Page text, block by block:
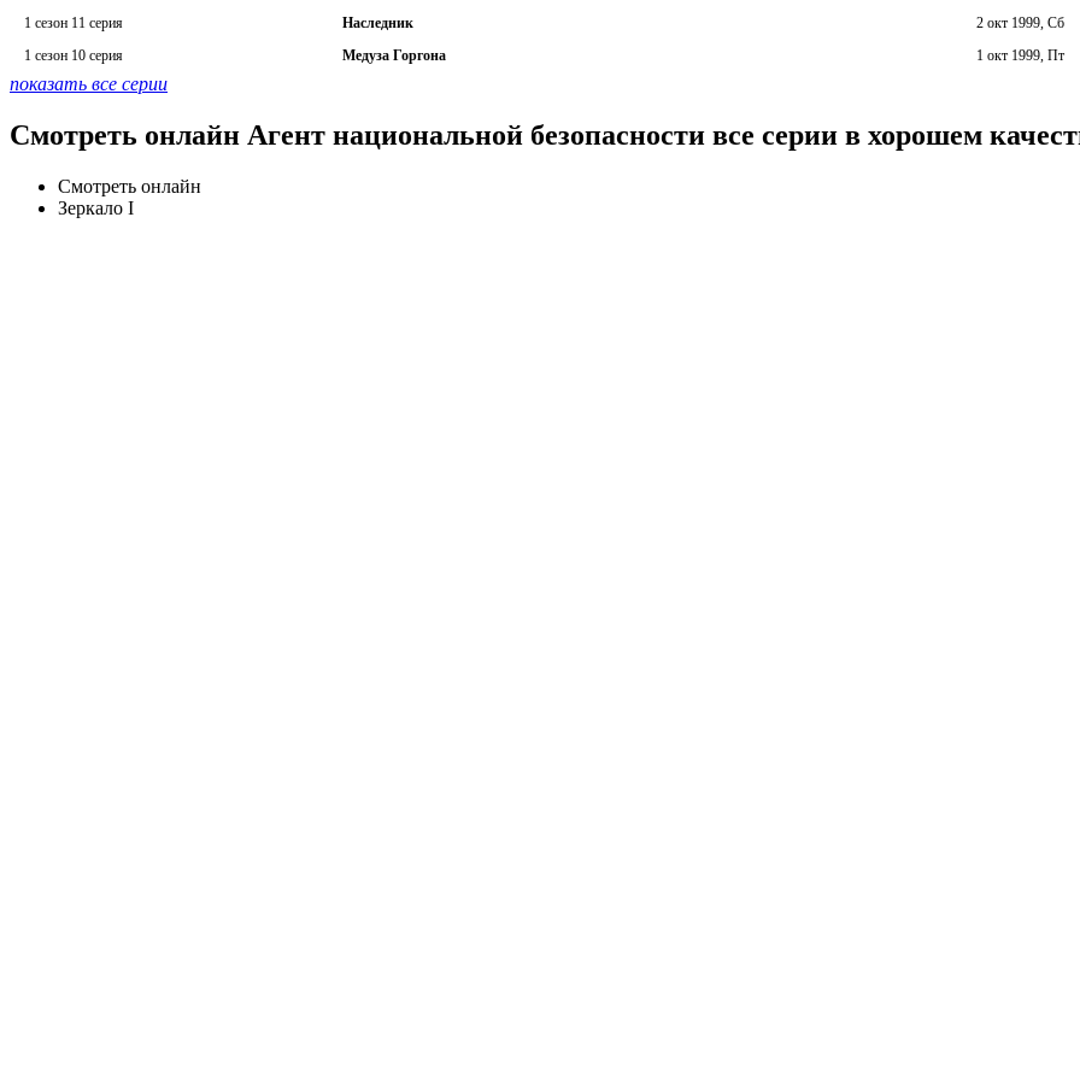
1 сезон 11 серия Наследник
2 окт 1999, Сб
1 сезон 10 серия
Медуза Горгона 1 окт 1999, Пт
показать все серии
Смотреть онлайн Агент национальной безопасности все серии в хорошем
Смотреть онлайн
Зеркало I